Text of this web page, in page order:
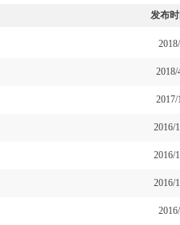
发布时
2018/
2017/
2016/
2016/
2016/